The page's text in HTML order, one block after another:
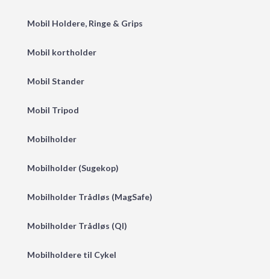
Mobil Holdere, Ringe & Grips
Mobil kortholder
Mobil Stander
Mobil Tripod
Mobilholder
Mobilholder (Sugekop)
Mobilholder Trådløs (MagSafe)
Mobilholder Trådløs (QI)
Mobilholdere til Cykel